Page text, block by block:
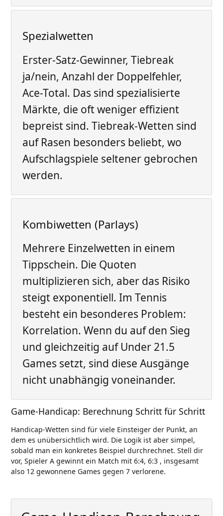
Spezialwetten
Erster-Satz-Gewinner, Tiebreak
ja/nein, Anzahl der Doppelfehler,
Ace-Total. Das sind spezialisierte
Märkte, die oft weniger effizient
bepreist sind. Tiebreak-Wetten sind
auf Rasen besonders beliebt, wo
Aufschlagspiele seltener gebrochen
werden.
Kombiwetten (Parlays)
Mehrere Einzelwetten in einem
Tippschein. Die Quoten
multiplizieren sich, aber das Risiko
steigt exponentiell. Im Tennis
besteht ein besonderes Problem:
Korrelation. Wenn du auf den Sieg
und gleichzeitig auf Under 21.5
Games setzt, sind diese Ausgänge
nicht unabhängig voneinander.
Game-Handicap: Berechnung Schritt für Schritt
Handicap-Wetten sind für viele Einsteiger der Punkt, an
dem es unübersichtlich wird. Die Logik ist aber simpel,
sobald man ein konkretes Beispiel durchrechnet. Stell dir
vor, Spieler A gewinnt ein Match mit 6:4, 6:3 , insgesamt
also 12 gewonnene Games gegen 7 verlorene.